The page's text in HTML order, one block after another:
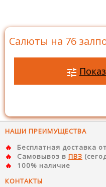
Салюты на 76
НАШИ ПРЕИМУЩЕСТВА
Бесплатная доставка
Самовывоз в ПВЗ
100% наличие
КОНТАКТЫ